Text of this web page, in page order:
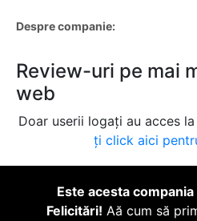
Despre companie:
Review-uri pe mai
web
Doar userii logați au acces
ți click aici
Este acesta
Felicitări! Aă cum să